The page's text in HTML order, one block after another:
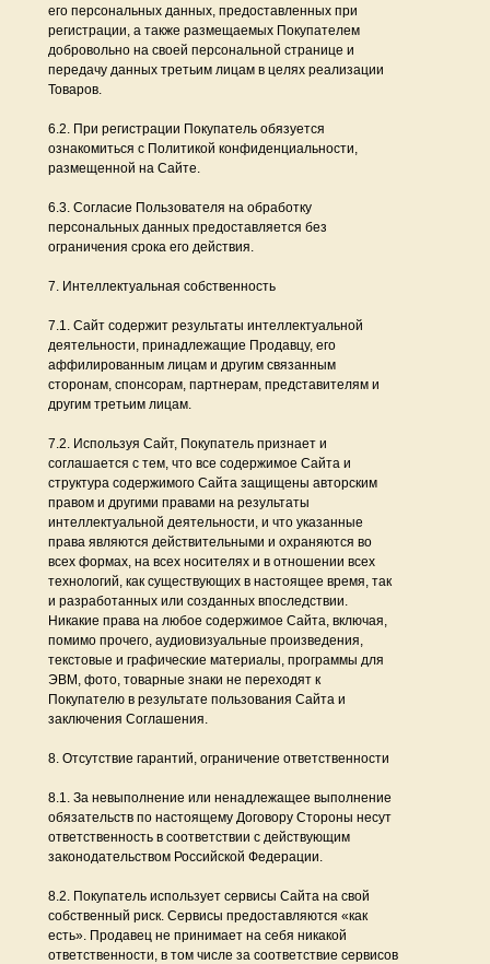
его персональных данных, предоставленных при
регистрации, а также размещаемых Покупателем
добровольно на своей персональной странице и
передачу данных третьим лицам в целях реализации
Товаров.
6.2. При регистрации Покупатель обязуется
ознакомиться с Политикой конфиденциальности,
размещенной на Сайте.
6.3. Согласие Пользователя на обработку
персональных данных предоставляется без
ограничения срока его действия.
7. Интеллектуальная собственность
7.1. Сайт содержит результаты интеллектуальной
деятельности, принадлежащие Продавцу, его
аффилированным лицам и другим связанным
сторонам, спонсорам, партнерам, представителям и
другим третьим лицам.
7.2. Используя Сайт, Покупатель признает и
соглашается с тем, что все содержимое Сайта и
структура содержимого Сайта защищены авторским
правом и другими правами на результаты
интеллектуальной деятельности, и что указанные
права являются действительными и охраняются во
всех формах, на всех носителях и в отношении всех
технологий, как существующих в настоящее время, так
и разработанных или созданных впоследствии.
Никакие права на любое содержимое Сайта, включая,
помимо прочего, аудиовизуальные произведения,
текстовые и графические материалы, программы для
ЭВМ, фото, товарные знаки не переходят к
Покупателю в результате пользования Сайта и
заключения Соглашения.
8. Отсутствие гарантий, ограничение ответственности
8.1. За невыполнение или ненадлежащее выполнение
обязательств по настоящему Договору Стороны несут
ответственность в соответствии с действующим
законодательством Российской Федерации.
8.2. Покупатель использует сервисы Сайта на свой
собственный риск. Сервисы предоставляются «как
есть». Продавец не принимает на себя никакой
ответственности, в том числе за соответствие сервисов